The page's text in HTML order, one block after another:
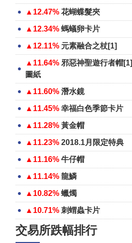
▲12.47% 花蝴蝶髮夾
▲12.34% 螞蟻卵卡片
▲12.11% 元素融合之杖[1]
▲11.64% 邪惡神聖遊行者帽[1]
圖紙
▲11.60% 潛水鏡
▲11.45% 幸福白色季節卡片
▲11.28% 黃金帽
▲11.23% 2018.1月限定特典
▲11.16% 牛仔帽
▲11.14% 龍鱗
▲10.82% 蠟燭
▲10.71% 刺蝟蟲卡片
交易所跌幅排行